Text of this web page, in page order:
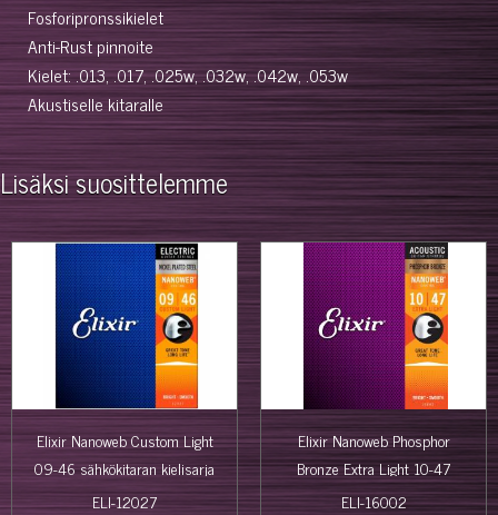
Fosforipronssikielet
Anti-Rust pinnoite
Kielet: .013, .017, .025w, .032w, .042w, .053w
Akustiselle kitaralle
Lisäksi suosittelemme
Elixir Nanoweb Custom Light
09-46 sähkökitaran kielisarja
ELI-12027
Elixir Nanoweb Phosphor
Bronze Extra Light 10-47
akustisen kitaran kielisarja
ELI-16002